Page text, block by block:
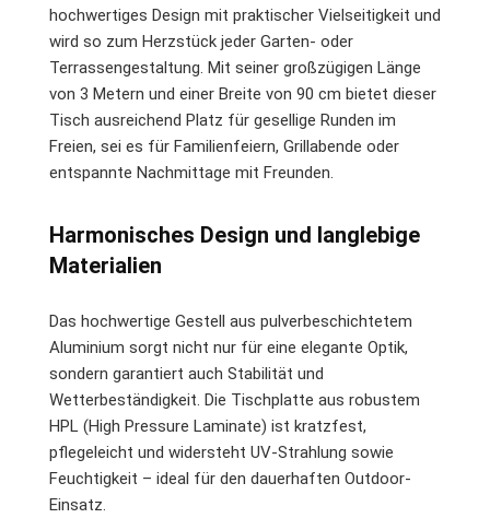
hochwertiges Design mit praktischer Vielseitigkeit und
wird so zum Herzstück jeder Garten- oder
Terrassengestaltung. Mit seiner großzügigen Länge
von 3 Metern und einer Breite von 90 cm bietet dieser
Tisch ausreichend Platz für gesellige Runden im
Freien, sei es für Familienfeiern, Grillabende oder
entspannte Nachmittage mit Freunden.
Harmonisches Design und langlebige
Materialien
Das hochwertige Gestell aus pulverbeschichtetem
Aluminium sorgt nicht nur für eine elegante Optik,
sondern garantiert auch Stabilität und
Wetterbeständigkeit. Die Tischplatte aus robustem
HPL (High Pressure Laminate) ist kratzfest,
pflegeleicht und widersteht UV-Strahlung sowie
Feuchtigkeit – ideal für den dauerhaften Outdoor-
Einsatz.